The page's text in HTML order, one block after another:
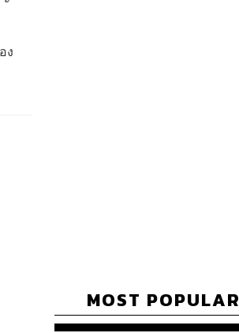
ง
MOST POPULAR